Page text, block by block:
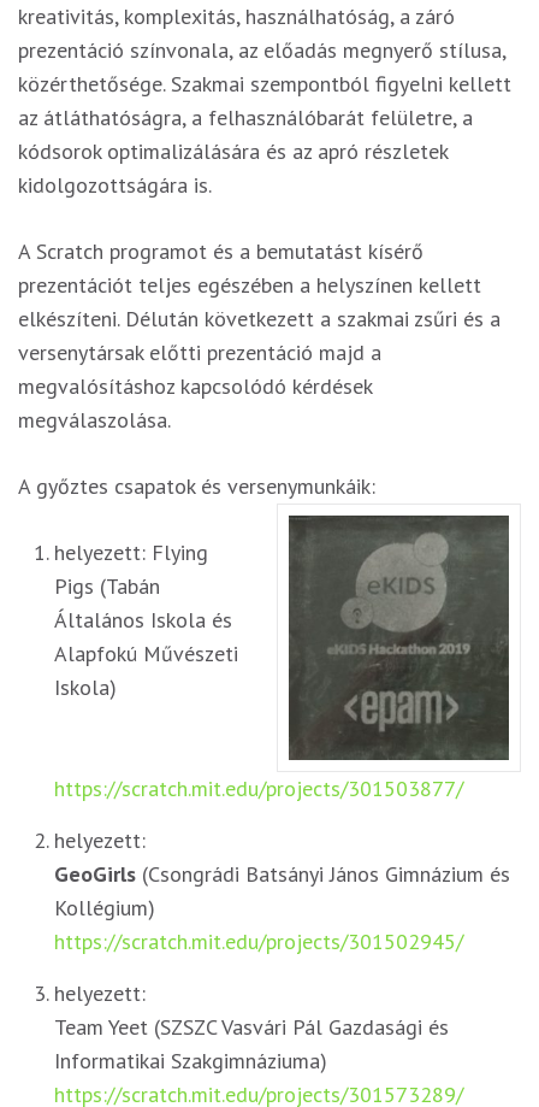
kreativitás, komplexitás, használhatóság, a záró
prezentáció színvonala, az előadás megnyerő stílusa,
közérthetősége. Szakmai szempontból figyelni kellett
az átláthatóságra, a felhasználóbarát felületre, a
kódsorok optimalizálására és az apró részletek
kidolgozottságára is.
A Scratch programot és a bemutatást kísérő
prezentációt teljes egészében a helyszínen kellett
elkészíteni. Délután következett a szakmai zsűri és a
versenytársak előtti prezentáció majd a
megvalósításhoz kapcsolódó kérdések
megválaszolása.
A győztes csapatok és versenymunkáik:
helyezett: Flying
Pigs (Tabán
Általános Iskola és
Alapfokú Művészeti
Iskola)
https://scratch.mit.edu/projects/301503877/
helyezett:
GeoGirls (Csongrádi Batsányi János Gimnázium és
Kollégium)
https://scratch.mit.edu/projects/301502945/
helyezett:
Team Yeet (SZSZC Vasvári Pál Gazdasági és
Informatikai Szakgimnáziuma)
https://scratch.mit.edu/projects/301573289/